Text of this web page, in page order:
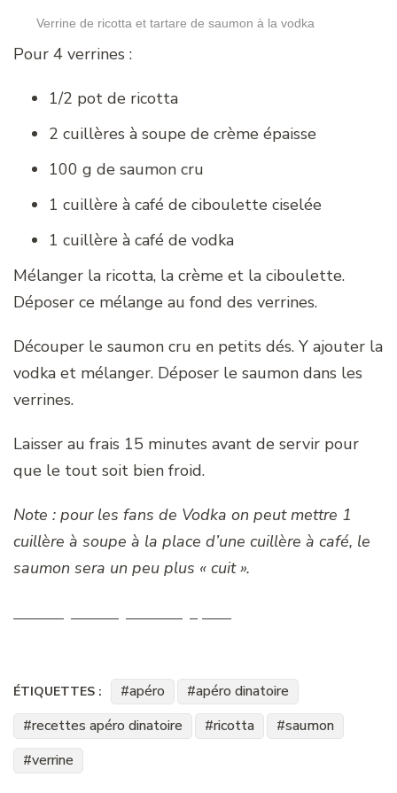
Verrine de ricotta et tartare de saumon à la vodka
Pour 4 verrines :
1/2 pot de ricotta
2 cuillères à soupe de crème épaisse
100 g de saumon cru
1 cuillère à café de ciboulette ciselée
1 cuillère à café de vodka
Mélanger la ricotta, la crème et la ciboulette.
Déposer ce mélange au fond des verrines.
Découper le saumon cru en petits dés. Y ajouter la
vodka et mélanger. Déposer le saumon dans les
verrines.
Laisser au frais 15 minutes avant de servir pour
que le tout soit bien froid.
Note : pour les fans de Vodka on peut mettre 1
cuillère à soupe à la place d’une cuillère à café, le
saumon sera un peu plus « cuit ».
ÉTIQUETTES : apéro
apéro dinatoire
recettes apéro dinatoire
ricotta
saumon
verrine